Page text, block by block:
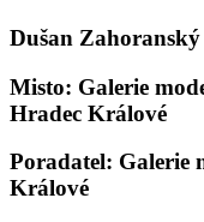
Dušan
Misto: Galerie
Hradec Králové
Poradatel: Galerie
Králové